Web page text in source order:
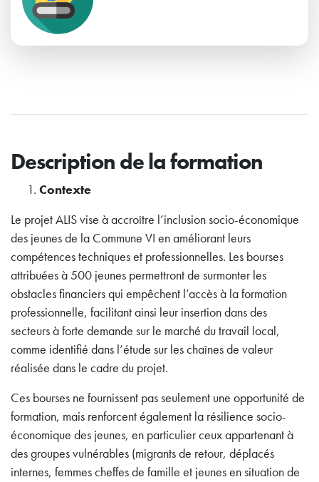
Description de la formation
Contexte
Le projet ALIS vise à accroître l’inclusion socio-économique
des jeunes de la Commune VI en améliorant leurs
compétences techniques et professionnelles. Les bourses
attribuées à 500 jeunes permettront de surmonter les
obstacles financiers qui empêchent l’accès à la formation
professionnelle, facilitant ainsi leur insertion dans des
secteurs à forte demande sur le marché du travail local,
comme identifié dans l’étude sur les chaînes de valeur
réalisée dans le cadre du projet.
Ces bourses ne fournissent pas seulement une opportunité de
formation, mais renforcent également la résilience socio-
économique des jeunes, en particulier ceux appartenant à
des groupes vulnérables (migrants de retour, déplacés
internes, femmes cheffes de famille et jeunes en situation de